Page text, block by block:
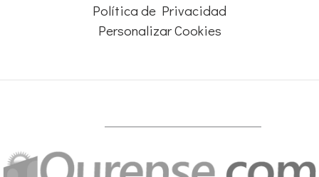
Política de Privacidad
Personalizar Cookies